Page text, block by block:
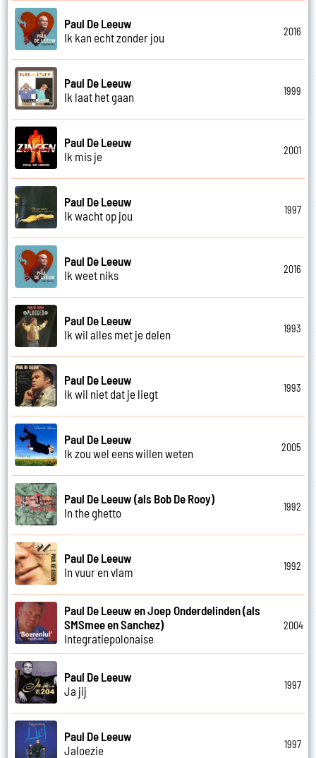
Paul De Leeuw
Ik kan echt zonder jou
2016
Paul De Leeuw
Ik laat het gaan
1999
Paul De Leeuw
Ik mis je
2001
Paul De Leeuw
Ik wacht op jou
1997
Paul De Leeuw
Ik weet niks
2016
Paul De Leeuw
Ik wil alles met je delen
1993
Paul De Leeuw
Ik wil niet dat je liegt
1993
Paul De Leeuw
Ik zou wel eens willen weten
2005
Paul De Leeuw (als Bob De Rooy)
In the ghetto
1992
Paul De Leeuw
In vuur en vlam
1992
Paul De Leeuw en Joep Onderdelinden (als
SMSmee en Sanchez)
Integratiepolonaise
2004
Paul De Leeuw
Ja jij
1997
Paul De Leeuw
Jaloezie
1997